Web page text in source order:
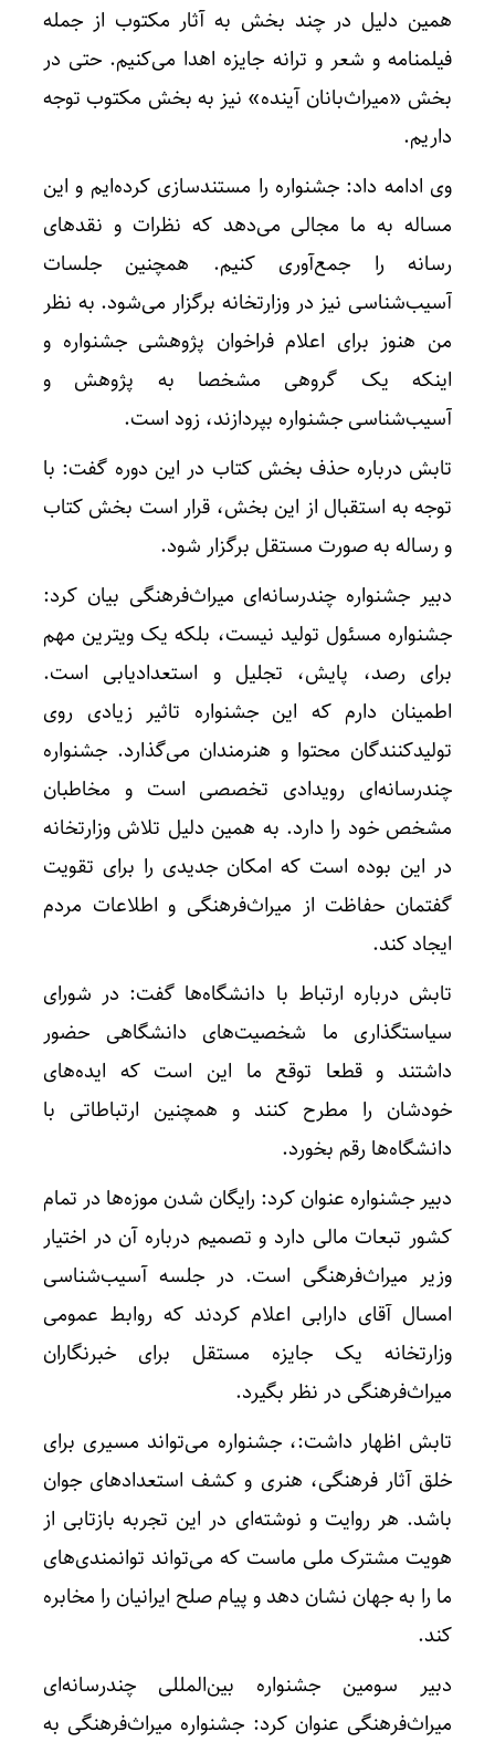
همین دلیل در چند بخش به آثار مکتوب از جمله
فیلمنامه و شعر و ترانه جایزه اهدا می‌کنیم. حتی در
بخش «میراث‌بانان آینده» نیز به بخش مکتوب توجه
داریم.
وی ادامه داد: جشنواره را مستندسازی کرده‌ایم و این‌
مساله به ما مجالی می‌دهد که نظرات و نقدهای
رسانه را جمع‌آوری کنیم. همچنین جلسات
آسیب‌شناسی نیز در وزارتخانه‌ برگزار می‌شود. به نظر
من هنوز برای اعلام فراخوان پژوهشی جشنواره و
اینکه یک گروهی مشخصا به پژوهش و
آسیب‌شناسی جشنواره بپردازند، زود است.
تابش درباره حذف بخش کتاب در این دوره گفت: با
توجه به استقبال از این بخش، قرار است بخش کتاب
و رساله به صورت مستقل برگزار شود.
دبیر جشنواره چندرسانه‌ای میراث‌فرهنگی بیان کرد:
جشنواره مسئول تولید نیست، بلکه یک ویترین مهم
برای رصد، پایش، تجلیل و استعدادیابی است‌.
اطمینان دارم که این جشنواره تاثیر زیادی روی
تولیدکنندگان محتوا و هنرمندان می‌گذارد. جشنواره
چندرسانه‌ای رویدادی تخصصی است و مخاطبان‌
مشخص خود را دارد. به همین دلیل تلاش وزارتخانه
در این بوده است که امکان جدیدی را برای تقویت
گفتمان حفاظت از میراث‌فرهنگی و اطلاعات مردم
ایجاد کند.
تابش درباره ارتباط با دانشگاه‌ها گفت: در شورای
سیاستگذاری ما شخصیت‌های دانشگاهی حضور
داشتند و قطعا توقع ما این است که ایده‌های
خودشان را مطرح کنند و همچنین ارتباطاتی با
دانشگاه‌ها رقم بخورد.
دبیر جشنواره عنوان کرد: رایگان شدن موزه‌ها در تمام
کشور تبعات مالی دارد و تصمیم درباره آن در اختیار
وزیر میراث‌فرهنگی است. در جلسه آسیب‌شناسی
امسال آقای دارابی اعلام کردند که روابط عمومی
وزارتخانه یک جایزه مستقل برای خبرنگاران
میراث‌فرهنگی در نظر بگیرد.
تابش اظهار داشت:، جشنواره می‌تواند مسیری برای
خلق آثار فرهنگی، هنری و کشف استعدادهای جوان
باشد. هر روایت و نوشته‌ای در این تجربه بازتابی از
هویت مشترک ملی ماست که می‌تواند توانمندی‌های
ما را به جهان نشان دهد و پیام صلح ایرانیان را مخابره
کند.
دبیر سومین جشنواره بین‌المللی چندرسانه‌ای
میراث‌فرهنگی عنوان کرد: جشنواره میراث‌فرهنگی به